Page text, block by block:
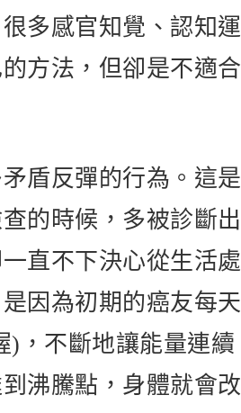
多感官知覺、認知運
方法，但卻是不適合
盾反彈的行為。這是
的時候，多被診斷出
直不下決心從生活處
因為初期的癌友每天
)，不斷地讓能量連續
沸騰點，身體就會改